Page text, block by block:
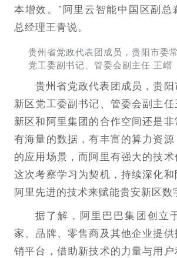
本增效。”阿里云智能中国区副总
总经理王青说。
贵州省党政代表团成员，贵阳市委
党工委副书记、管委会副主任 王嶒
贵州省党政代表团成员，贵
新区党工委副书记、管委会副主
新区和阿里集团的合作空间还是
有海量的数据，有丰富的算力资
的应用场景，而阿里有强大的技
这次考察学习为契机，持续深化
阿里先进的技术来赋能贵安新区数
据了解，阿里巴巴集团创立
家、品牌、零售商及其他企业提
销平台，借助新技术的力量与用